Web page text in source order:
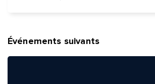
Événements suivants